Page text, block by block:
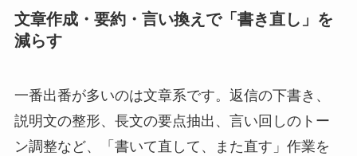
文章作成・要約・言い換えで「書き直し」を
減らす
一番出番が多いのは文章系です。返信の下書き、
説明文の整形、長文の要点抽出、言い回しのトー
ン調整など、「書いて直して、また直す」作業を